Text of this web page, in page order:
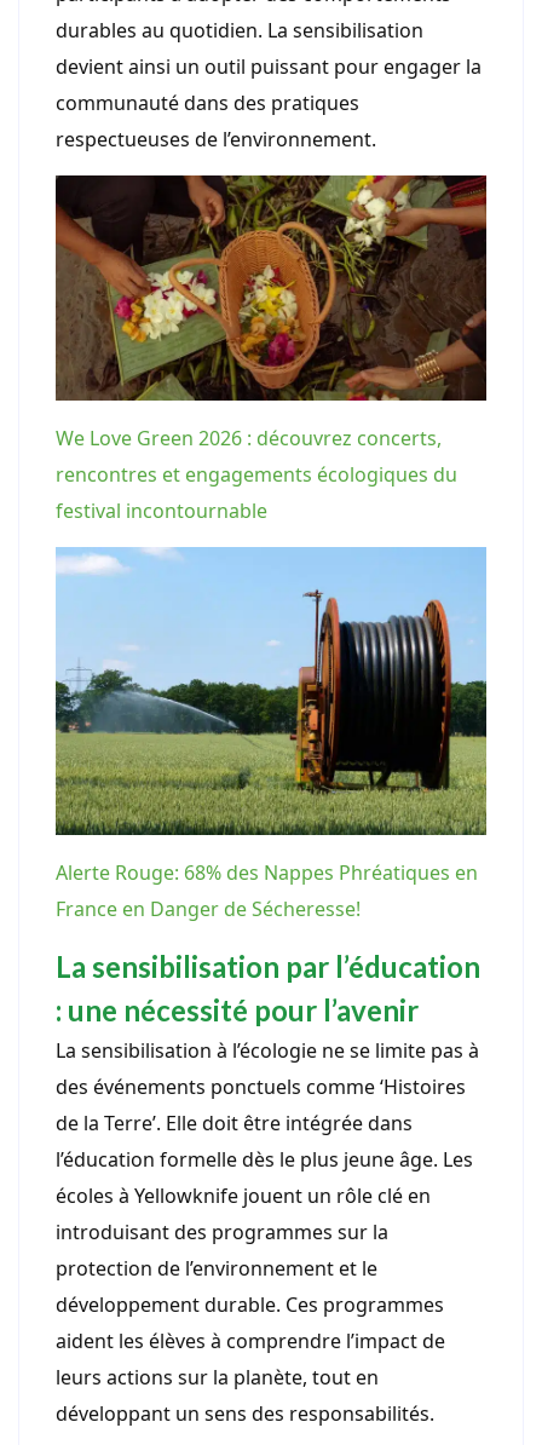
durables au quotidien. La sensibilisation
devient ainsi un outil puissant pour engager la
communauté dans des pratiques
respectueuses de l’environnement.
We Love Green 2026 : découvrez concerts,
rencontres et engagements écologiques du
festival incontournable
Alerte Rouge: 68% des Nappes Phréatiques en
France en Danger de Sécheresse!
La sensibilisation par l’éducation
: une nécessité pour l’avenir
La sensibilisation à l’écologie ne se limite pas à
des événements ponctuels comme ‘Histoires
de la Terre’. Elle doit être intégrée dans
l’éducation formelle dès le plus jeune âge. Les
écoles à Yellowknife jouent un rôle clé en
introduisant des programmes sur la
protection de l’environnement et le
développement durable. Ces programmes
aident les élèves à comprendre l’impact de
leurs actions sur la planète, tout en
développant un sens des responsabilités.